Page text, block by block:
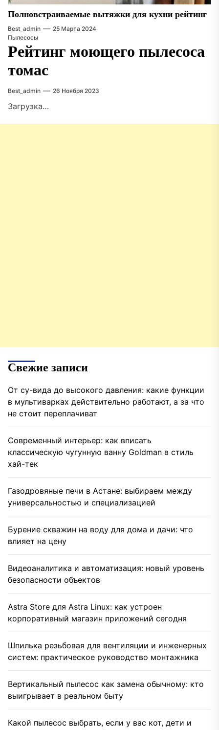
Полновстраиваемые вытяжки для кухни рейтинг
Best_admin
25 Марта 2024
Пылесосы
Рейтинг моющего пылесоса
томас
Best_admin 26 Ноября 2023
Загрузка…
Свежие записи
От су-вида до высокого давления: какие функции
в мультиварках действительно работают, а за что
не стоит переплачиват
Современный интерьер: как вписать
классическую чугунную ванну Goldman в стиль
хай-тек
Газодровяные печи в Астане: выбираем между
универсальностью и специализацией
Бурение скважин на воду для дома и дачи: что
влияет на цену
Видеоаналитика и автоматизация: новый уровень
безопасности объектов
Astra Store для Astra Linux: как устроен
корпоративный магазин приложений сегодня
Шпилька резьбовая для вентиляции и инженерных
систем: практическое руководство монтажника
Вертикальный пылесос как замена обычному: кто
выигрывает в реальном быту
Какой пылесос выбрать, если у вас кот, дети и